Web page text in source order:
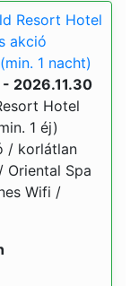
Resort Hotel
akció
1 nacht)
2026.11.30
Hotel
1 éj)
/ korlátlan
Oriental Spa
Wifi /